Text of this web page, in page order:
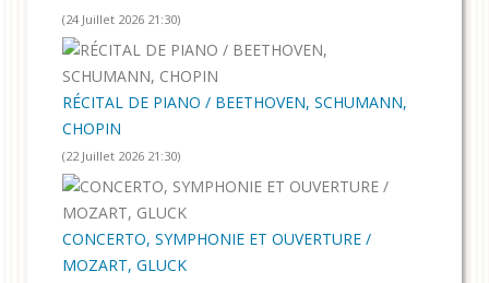
(24 Juillet 2026 21:30)
RÉCITAL DE PIANO / BEETHOVEN, SCHUMANN,
CHOPIN
(22 Juillet 2026 21:30)
CONCERTO, SYMPHONIE ET OUVERTURE /
MOZART, GLUCK